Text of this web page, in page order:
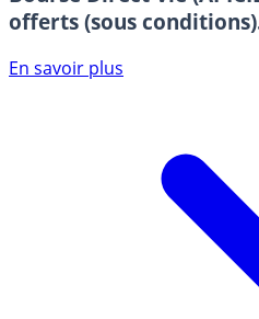
offerts (sous
En savoir plus